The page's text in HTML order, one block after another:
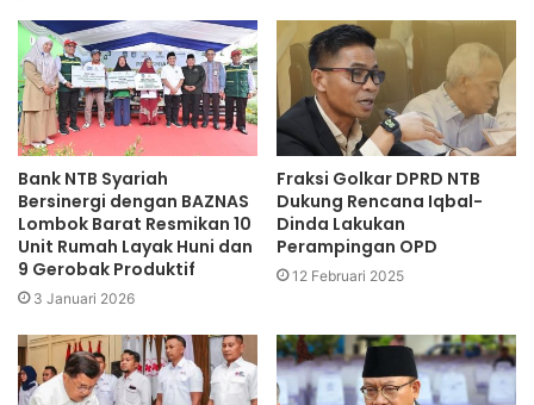
Bank NTB Syariah
Bersinergi dengan BAZNAS
Lombok Barat Resmikan 10
Unit Rumah Layak Huni dan
9 Gerobak Produktif
3 Januari 2026
Fraksi Golkar DPRD NTB
Dukung Rencana Iqbal-
Dinda Lakukan
Perampingan OPD
12 Februari 2025